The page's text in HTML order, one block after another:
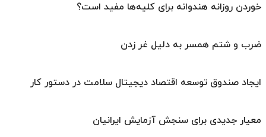
خوردن روزانه هندوانه برای کلیه‌ها مفید است؟
ضرب و شتم همسر به دلیل غر زدن
ایجاد صندوق توسعه اقتصاد دیجیتال سلامت در دستور کار
معیار جدیدی برای سنجش آزمایش ایرانیان